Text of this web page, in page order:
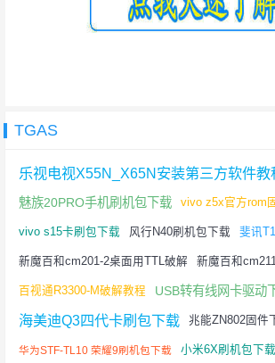
TGAS
乐视电视X55N_X65N安装第三方软件教
魅族20PRO手机刷机包下载 vivo z5x官方rom
vivo s15卡刷包下载 风行N40刷机包下载 斐讯
新魔百和cm201-2桌面用TTL破解 新魔百和
百视通R3300-M破解教程 USB转有线网卡驱动
海美迪Q3四代卡刷包下载 兆能ZN802固件
华为STF-TL10 荣耀9刷机包下载 小米6X刷机包下载